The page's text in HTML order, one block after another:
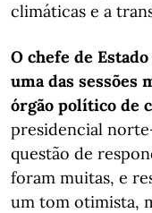
climáticas e a
O chefe de
uma das sessões
órgão político de
presidencial
questão de
foram muitas, e
um tom otimista,